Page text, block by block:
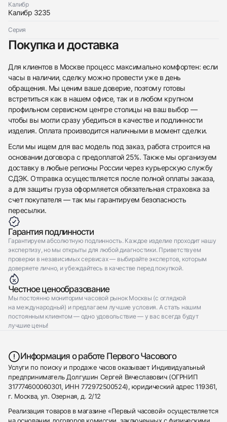
Калибр
Калибр 3235
Серия
Покупка и доставка
Для клиентов в Москве процесс максимально комфортен: если
часы в наличии, сделку можно провести уже в день
обращения. Мы ценим ваше доверие, поэтому готовы
встретиться как в нашем офисе, так и в любом крупном
профильном сервисном центре столицы на ваш выбор —
чтобы вы могли сразу убедиться в качестве и подлинности
изделия. Оплата производится наличными в момент сделки.
Если мы ищем для вас модель под заказ, работа строится на
основании договора с предоплатой 25%. Также мы организуем
доставку в любые регионы России через курьерскую службу
СДЭК. Отправка осуществляется после полной оплаты заказа,
а для защиты груза оформляется обязательная страховка за
счет покупателя — так мы гарантируем безопасность
пересылки.
Гарантия подлинности
Гарантируем абсолютную подлинность. Каждое изделие проходит нашу
экспертизу, но мы открыты для любой диагностики. Приветствуем
проверки в независимых сервисах — выбирайте экспертов, которым
доверяете лично, и убеждайтесь в качестве перед покупкой.
Честное ценообразование
Мы постоянно мониторим часовой рынок Москвы (с оглядкой
на международный) и предлагаем лучшие условия. А стать нашим
постоянным клиентом — одно удовольствие — у вас всегда будут
лучшие цены!
Информация о работе Первого Часового
Услуги по поиску и продаже часов оказывает Индивидуальный
предприниматель Долгушин Сергей Вячеславович (ОГРНИП
317774600060301, ИНН 772972500524), юридический адрес 119361,
г. Москва, ул. Озерная, д. 2/12
Реализация товаров в магазине «Первый часовой» осуществляется
на основании договоров комиссии, заключенных с физическими